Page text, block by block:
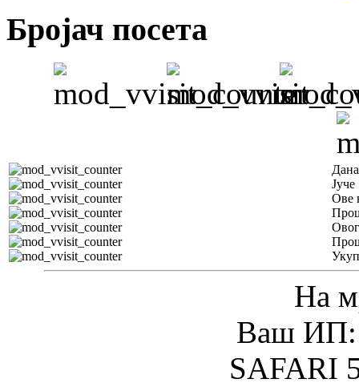
Бројач посета
Јуче
Ове
На
Ваш ИП:
SAFARI